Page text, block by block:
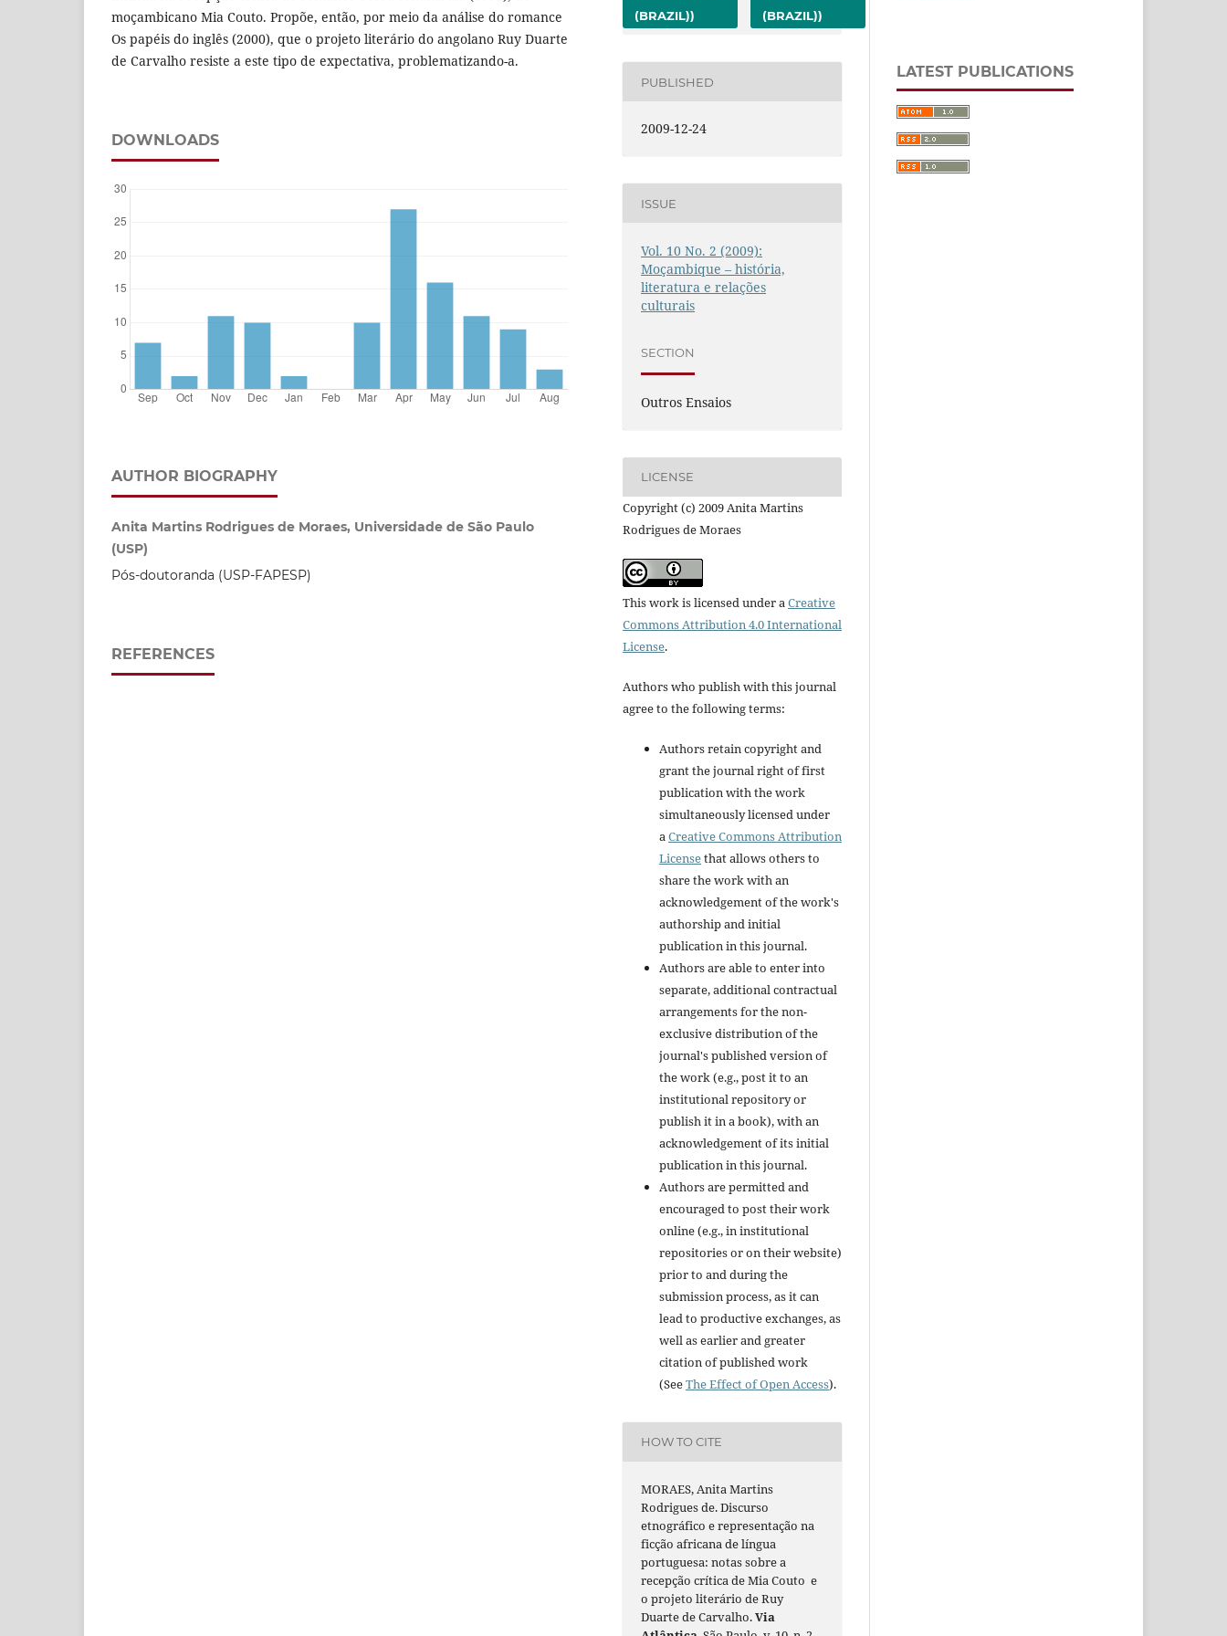
moçambicano Mia Couto. Propõe, então, por meio da análise do romance
Os papéis do inglês (2000), que o projeto literário do angolano Ruy Duarte
de Carvalho resiste a este tipo de expectativa, problematizando-a.
DOWNLOADS
AUTHOR BIOGRAPHY
Anita Martins Rodrigues de Moraes, Universidade de São Paulo
(USP)
Pós-doutoranda (USP-FAPESP)
REFERENCES
(BRAZIL))
(BRAZIL))
PUBLISHED
2009-12-24
ISSUE
Vol. 10 No. 2 (2009):
Moçambique – história,
literatura e relações
culturais
SECTION
Outros Ensaios
LICENSE
Copyright (c) 2009 Anita Martins
Rodrigues de Moraes
This work is licensed under a Creative
Commons Attribution 4.0 International
License.
Authors who publish with this journal
agree to the following terms:
Authors retain copyright and
grant the journal right of first
publication with the work
simultaneously licensed under
a Creative Commons Attribution
Licensethat allows others to
share the work with an
acknowledgement of the work's
authorship and initial
publication in this journal.
Authors are able to enter into
separate, additional contractual
arrangements for the non-
exclusive distribution of the
journal's published version of
the work (e.g., post it to an
institutional repository or
publish it in a book), with an
acknowledgement of its initial
publication in this journal.
Authors are permitted and
encouraged to post their work
online (e.g., in institutional
repositories or on their website)
prior to and during the
submission process, as it can
lead to productive exchanges, as
well as earlier and greater
citation of published work
(SeeThe Effect of Open Access).
HOW TO CITE
MORAES, Anita Martins
Rodrigues de. Discurso
etnográfico e representação na
ficção africana de língua
portuguesa: notas sobre a
recepção crítica de Mia Couto e
o projeto literário de Ruy
Duarte de Carvalho.Via
LATEST PUBLICATIONS